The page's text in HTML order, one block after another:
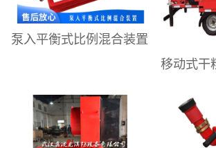
内具有影响力的泡沫
造商之一。澳龙公司
沫比例混合装置、移
置（泡沫手推车）、移
消防水炮、消防泡沫炮
炮、移动式泡沫自摆炮
泵入平衡式比例混合装置